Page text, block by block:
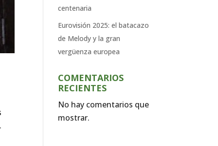
.
centenaria
Eurovisión 2025: el batacazo
de Melody y la gran
vergüenza europea
COMENTARIOS
RECIENTES
No hay comentarios que
mostrar.